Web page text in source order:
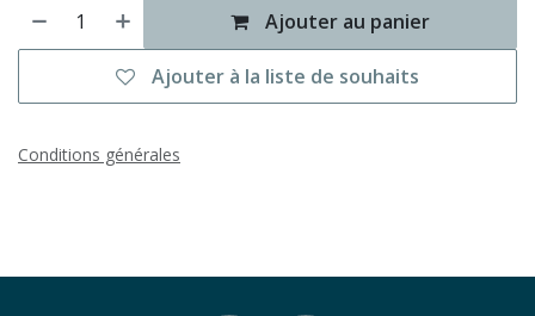
Ajouter au panier
Ajouter à la liste de souhaits
Conditions générales